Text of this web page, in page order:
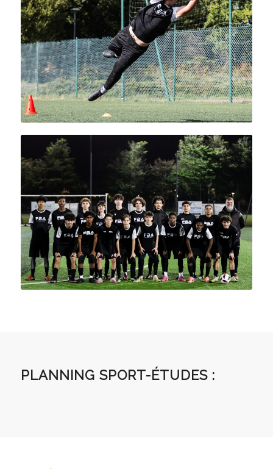
PLANNING SPORT-ÉTUDES :